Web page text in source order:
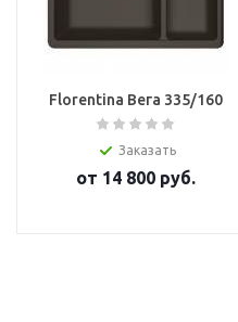
Florentina Вега 335/160
Заказать
от 14 800 руб.